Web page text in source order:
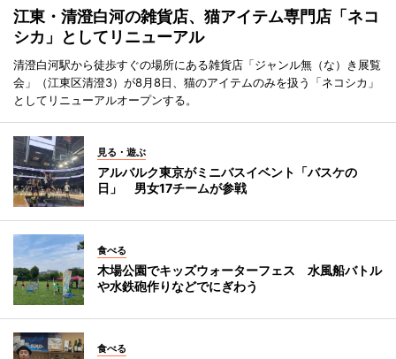
江東・清澄白河の雑貨店、猫アイテム専門店「ネコ
シカ」としてリニューアル
清澄白河駅から徒歩すぐの場所にある雑貨店「ジャンル無（な）き展覧
会」（江東区清澄3）が8月8日、猫のアイテムのみを扱う「ネコシカ」
としてリニューアルオープンする。
見る・遊ぶ
アルバルク東京がミニバスイベント「バスケの
日」 男女17チームが参戦
食べる
木場公園でキッズウォーターフェス 水風船バトル
や水鉄砲作りなどでにぎわう
食べる